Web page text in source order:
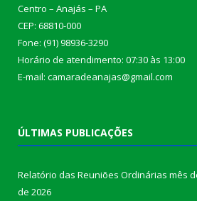
Centro – Anajás – PA
CEP: 68810-000
Fone: (91) 98936-3290
Horário de atendimento: 07:30 às 13:00
E-mail: camaradeanajas@gmail.com
ÚLTIMAS PUBLICAÇÕES
Relatório das Reuniões Ordinárias mês
de 2026